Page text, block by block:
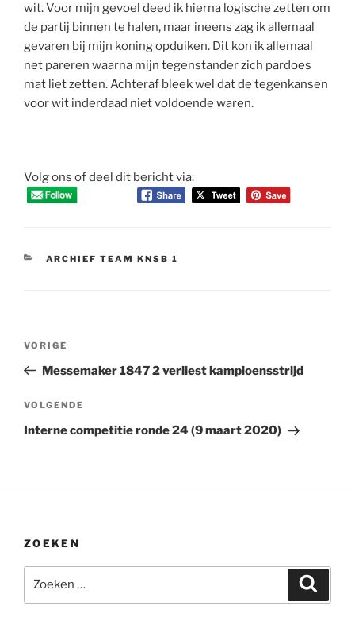
wit. Voor mijn gevoel deed ik hierna logische zetten om
de partij binnen te halen, maar ineens zag ik allemaal
gevaren bij mijn koning opduiken. Dit kon ik allemaal
net pareren waarna mijn tegenstander zich pardoes
mat liet zetten. Achteraf bleek wel dat de tegenkansen
voor wit inderdaad niet voldoende waren.
Volg ons of deel dit bericht via:
CATEGORIEËN
ARCHIEF TEAM KNSB 1
Vorig
bericht
VORIGE
Messemaker 1847 2 verliest kampioensstrijd
Volgend
bericht
VOLGENDE
Interne competitie ronde 24 (9 maart 2020)
ZOEKEN
naar: